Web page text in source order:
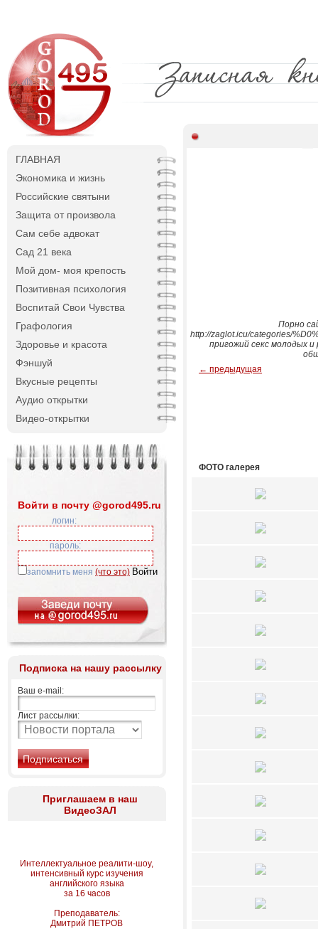
ГЛАВНАЯ
Экономика и жизнь
Российские святыни
Защита от произвола
Сам себе адвокат
Сад 21 века
Мой дом- моя крепость
Позитивная психология
Воспитай Свои Чувства
Графология
Здоровье и красота
Фэншуй
Вкусные рецепты
Аудио открытки
Видео-открытки
Войти в почту @gorod495.ru
логин:
пароль:
запомнить меня (что это)
Подписка на нашу рассылку
Ваш e-mail:
Лист рассылки:
Приглашаем в наш
ВидеоЗАЛ
Интеллектуальное реалити-шоу,
интенсивный курс изучения
английского языка
за 16 часов
Преподаватель:
Дмитрий ПЕТРОВ
Порно
http://zaglot.icu/categories/
пригожий секс молодых
← предыдущая
ФОТО галерея